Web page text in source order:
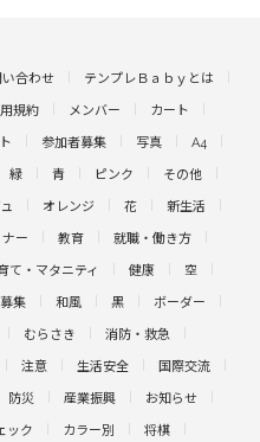
い合わせ テンプレＢａｂｙとは
規約 メンバー カート
参加者募集 写真 A4
緑 青 ピンク その他
オレンジ 花 新生活
ー 教育 就職・働き方
て・マタニティ 健康 空
集 和風 黒 ボーダー
むらさき 消防・救急
注意 生活安全 国際交流
防災 産業振興 お知らせ
ック カラー別 将棋